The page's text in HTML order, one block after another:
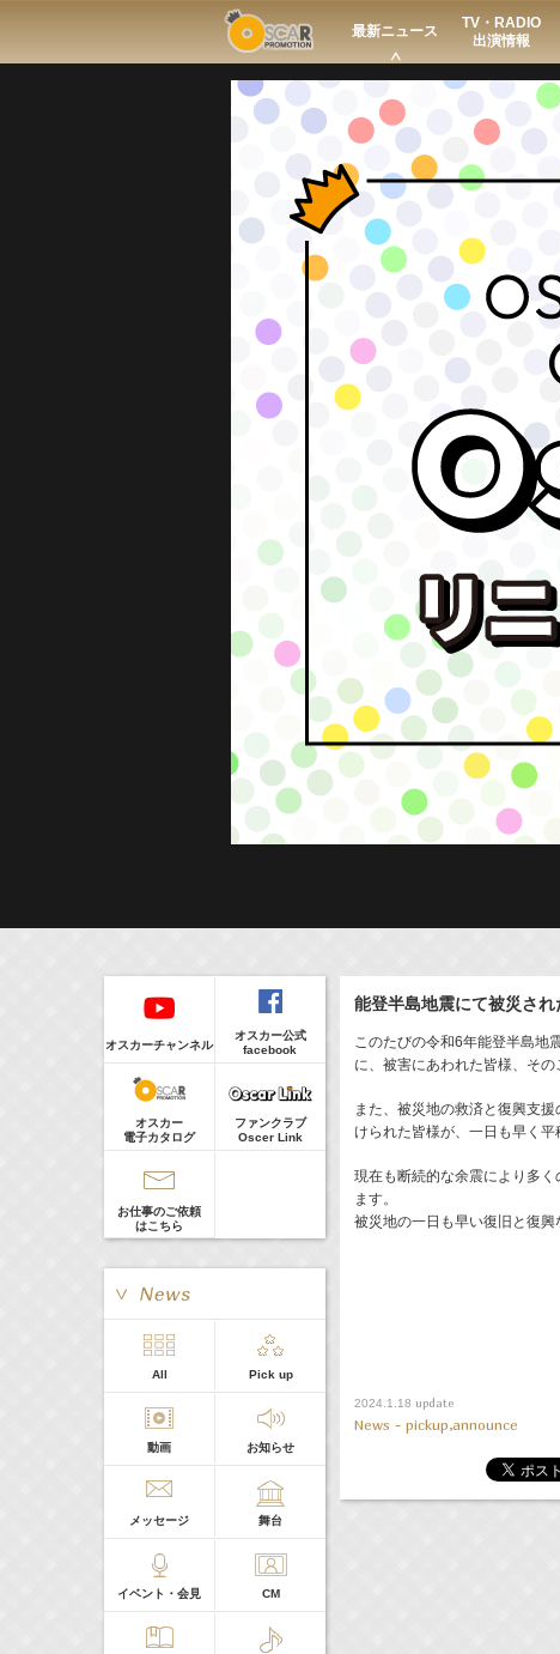
最新ニュース
TV・RADIO
出演情報
8/7(Fri)
イベント
販売情報
17:10-17:30(Radio
河北麻友子のマユコレ！
Tシャツが乾くまで
庄司浩平
> More
能登半島地震にて被災され
このたびの令和6年能登半島地
に、被害にあわれた皆様、その
また、被災地の救済と復興支
けられた皆様が、一日も早く平
現在も断続的な余震により多
ます。
被災地の一日も早い復旧と復興
2024.1.18 update
News - pickup,announce
オスカーチャンネル
オスカー公式
facebook
オスカー
電子カタログ
ファンクラブ
Oscer Link
お仕事のご依頼
はこちら
All Pick up
動画 お知らせ
メッセージ 舞台
イベント・会見 CM
Regular
Guest
CLIP